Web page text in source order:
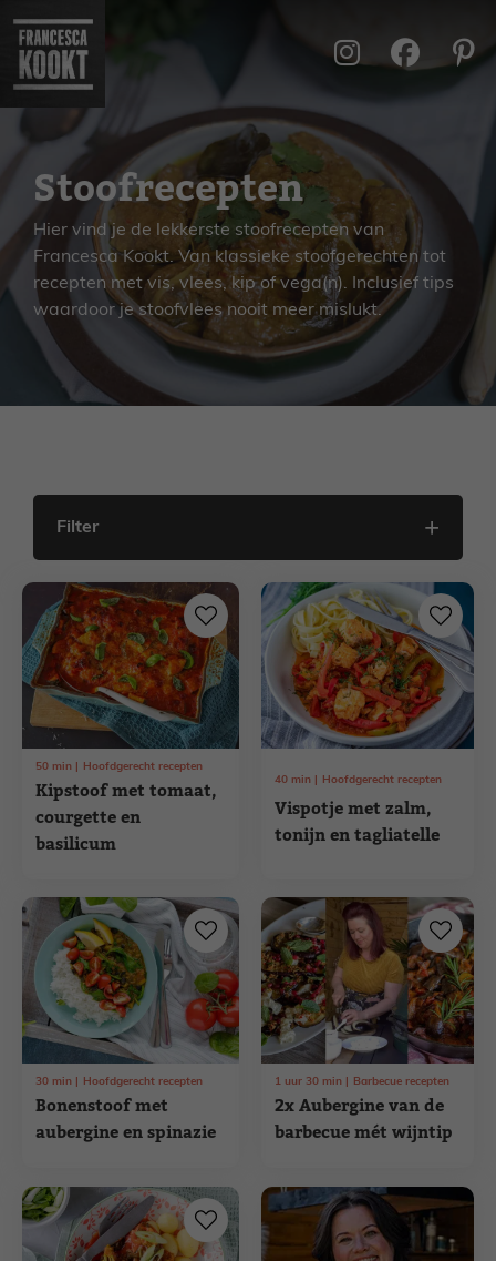
naar
inhoud
Stoofrecepten
Hier vind je de lekkerste stoofrecepten van
Francesca Kookt. Van klassieke stoofgerechten tot
recepten met vis, vlees, kip of vega(n). Inclusief tips
waardoor je stoofvlees nooit meer mislukt.
Filter
Kipstoof met tomaat,
courgette en
basilicum
50 min Hoofdgerecht recepten
Vispotje met zalm,
tonijn en tagliatelle
40 min Hoofdgerecht recepten
Bonenstoof met
aubergine en spinazie
30 min Hoofdgerecht recepten
2x Aubergine van de
barbecue mét wijntip
1 uur 30 min Barbecue recepten